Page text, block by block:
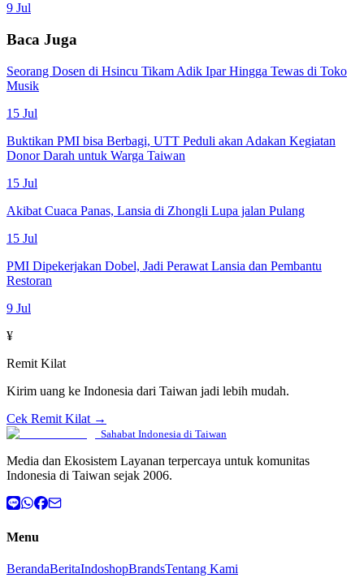
9 Jul
Baca Juga
Seorang Dosen di Hsincu Tikam Adik Ipar Hingga Tewas di Toko
Musik
15 Jul
Buktikan PMI bisa Berbagi, UTT Peduli akan Adakan Kegiatan
Donor Darah untuk Warga Taiwan
15 Jul
Akibat Cuaca Panas, Lansia di Zhongli Lupa jalan Pulang
15 Jul
PMI Dipekerjakan Dobel, Jadi Perawat Lansia dan Pembantu
Restoran
9 Jul
¥
Remit Kilat
Kirim uang ke Indonesia dari Taiwan jadi lebih mudah.
Cek Remit Kilat →
Sahabat Indonesia di Taiwan
Media dan Ekosistem Layanan terpercaya untuk komunitas
Indonesia di Taiwan sejak 2006.
Menu
BerandaBeritaIndoshopBrandsTentang Kami